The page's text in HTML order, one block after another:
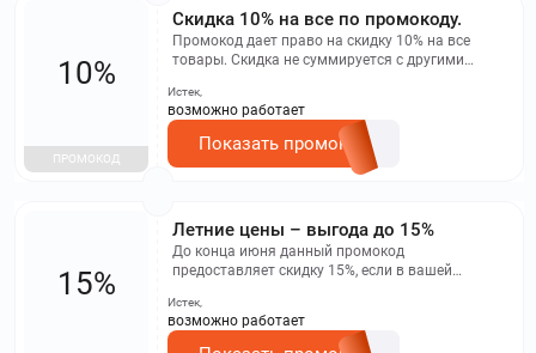
Скидка 10% на все по промокоду.
Промокод дает право на скидку 10% на все
товары. Скидка не суммируется с другими
распространяется на товары со скидкой.
10%
ПРОМОКОД
Истек,
возможно работает
Показать промокод
Летние цены – выгода до 15%
До конца июня данный промокод
предоставляет скидку 15%, если в вашей
игрушки, интимная косметика и презервативы.
При покупке секс-игрушек и интимной косметики
предоставляется скидка 10%. При покупке секс-
15%
Истек,
возможно работает